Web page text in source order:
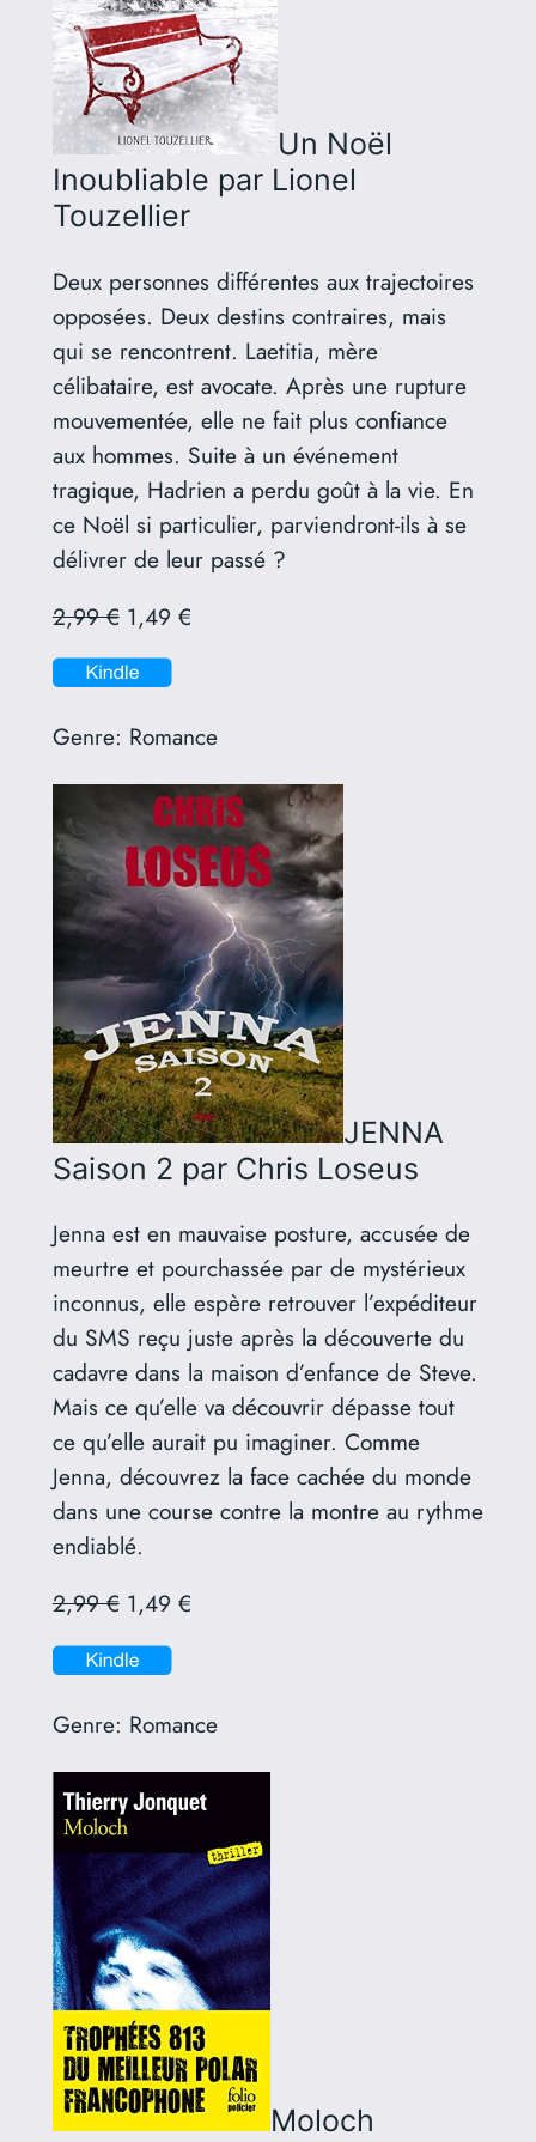
Un Noël
Inoubliable par Lionel
Touzellier
Deux personnes différentes aux trajectoires
opposées. Deux destins contraires, mais
qui se rencontrent. Laetitia, mère
célibataire, est avocate. Après une rupture
mouvementée, elle ne fait plus confiance
aux hommes. Suite à un événement
tragique, Hadrien a perdu goût à la vie. En
ce Noël si particulier, parviendront-ils à se
délivrer de leur passé ?
2,99 €1,49 €
Genre: Romance
JENNA
Saison 2 par Chris Loseus
Jenna est en mauvaise posture, accusée de
meurtre et pourchassée par de mystérieux
inconnus, elle espère retrouver l’expéditeur
du SMS reçu juste après la découverte du
cadavre dans la maison d’enfance de Steve.
Mais ce qu’elle va découvrir dépasse tout
ce qu’elle aurait pu imaginer. Comme
Jenna, découvrez la face cachée du monde
dans une course contre la montre au rythme
endiablé.
2,99 €1,49 €
Genre: Romance
Moloch